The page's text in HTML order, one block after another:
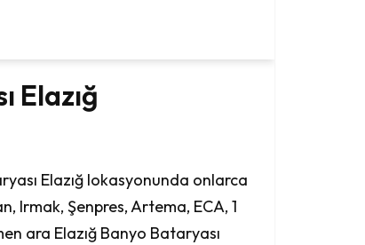
Elazığ
Elazığ lokasyonunda onlarca
Irmak, Şenpres, Artema, ECA, 1
ara Elazığ Banyo Bataryası